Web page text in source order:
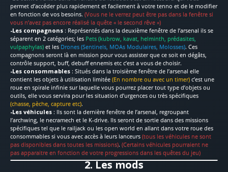
permet d’accéder plus rapidement et facilement à votre tenno et de le modifier
en fonction de vos besoins. (Vous ne le verrez peut être pas dans la fenêtre si
vous n’avez pas encore réalisé la quête « le second rêve »)
-Les compagnons : Représentés dans la deuxième fenêtre de l’arsenal ils se
séparent en 2 catégories; les Pets (kubrow, kavat, helminth, prédasites,
vulpaphylas) et les Drones (Sentinels, MOAs Modulaires, Molosses). Ces
compagnons seront là en mission pour vous assister que ce soit en dégâts,
contrôle support, buff, debuff ennemis etc c’est a vous de choisir.
-Les consommables : Situés dans la troisième fenêtre de l’arsenal elle
contient les objets à utilisation limitée (En nombre ou avec un timer) c’est une
roue en spirale infinie sur laquelle vous pourrez placer tout type d’objets ou
outils, elle vous servira pour les situation d’urgences ou très spécifiques
(chasse, pèche, capture etc).
-Les véhicules : Ils sont la dernière fenêtre de l’arsenal, regroupant
l’archwing, le necramech et le K-drive. Ils seront de sortie dans des missions
spécifiques tel que le railjack ou les open world en allant dans votre roue des
consommables si vous avec accès à leurs lanceurs (tous les véhicules ne sont
pas disponibles dans toutes les missions). (Certains véhicules pourraient ne
pas apparaitre en fonction de votre progressions dans les quêtes du jeu)
2. Les mods